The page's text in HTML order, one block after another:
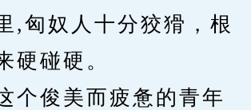
,匈奴人十分狡猾，根
硬碰硬。
俊美而疲惫的青年